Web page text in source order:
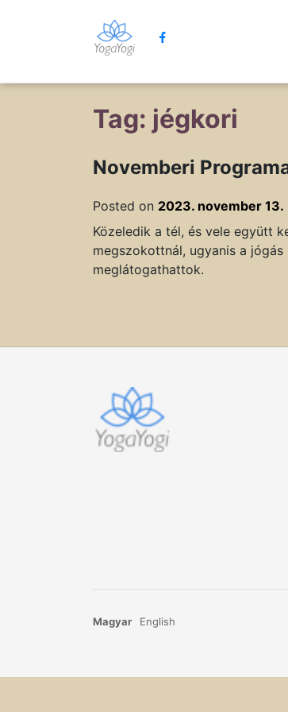
Tag: jégkori
Novemberi
Posted on 2023. november 13.
Közeledik a tél, és vele együtt
megszokottnál, ugyanis a
meglátogathattok.
Magyar English